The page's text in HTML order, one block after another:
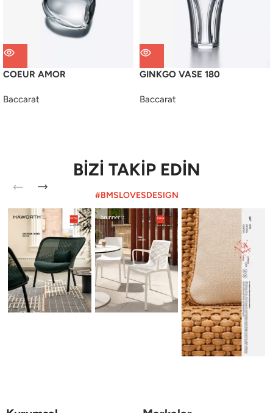
COEUR AMOR
Baccarat
GINKGO VASE 180
Baccarat
BİZİ TAKİP EDİN
#BMSLOVESDESIGN